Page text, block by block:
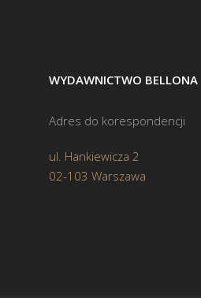
WYDAWNICTWO BELLONA
Adres do korespondencji
ul. Hankiewicza 2
02-103 Warszawa